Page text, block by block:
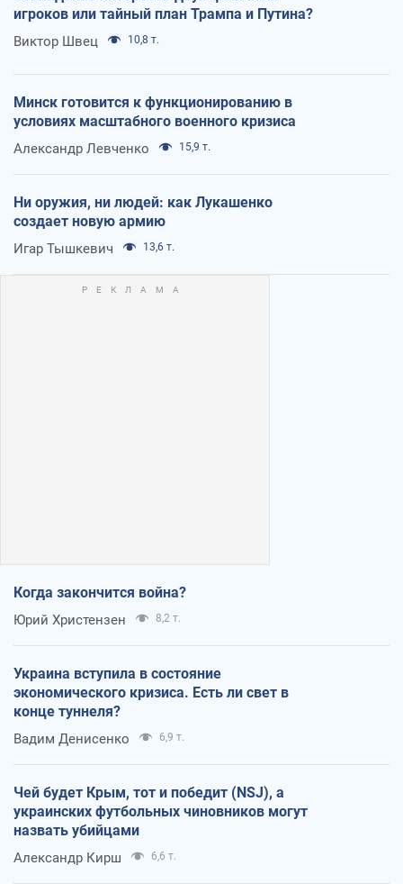
игроков или тайный план Трампа и Путина?
Виктор Швец 10,8 т.
Минск готовится к функционированию в
условиях масштабного военного кризиса
Александр Левченко 15,9 т.
Ни оружия, ни людей: как Лукашенко
создает новую армию
Игар Тышкевич 13,6 т.
Когда закончится война?
Юрий Христензен 8,2 т.
Украина вступила в состояние
экономического кризиса. Есть ли свет в
конце туннеля?
Вадим Денисенко 6,9 т.
Чей будет Крым, тот и победит (NSJ), а
украинских футбольных чиновников могут
назвать убийцами
Александр Кирш 6,6 т.